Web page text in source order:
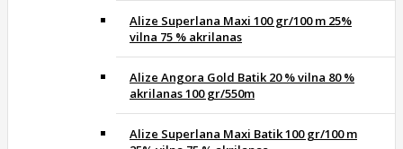
Alize Superlana Maxi 100 gr/100 m 25%
vilna 75 % akrilanas
Alize Angora Gold Batik 20 % vilna 80 %
akrilanas 100 gr/550m
Alize Superlana Maxi Batik 100 gr/100 m